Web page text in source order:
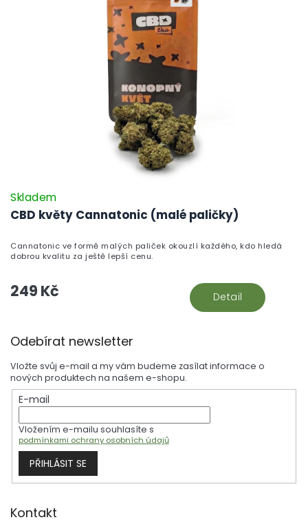
CBD květy Cannatonic (malé paličky)
Skladem
249 Kč Detail
Cannatonic ve formě malých paliček okouzlí každého, kdo hledá
dobrou kvalitu za ještě lepší cenu.
Odebírat newsletter
Vložte svůj e-mail a my vám budeme zasílat informace o
nových produktech na našem e-shopu.
E-mail
Vložením e-mailu souhlasíte s
podmínkami ochrany osobních údajů
PŘIHLÁSIT SE
Kontakt